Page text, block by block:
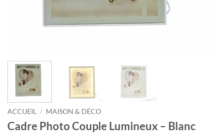
ACCUEIL / MAISON & DÉCO
Cadre Photo Couple Lumineux – Blanc